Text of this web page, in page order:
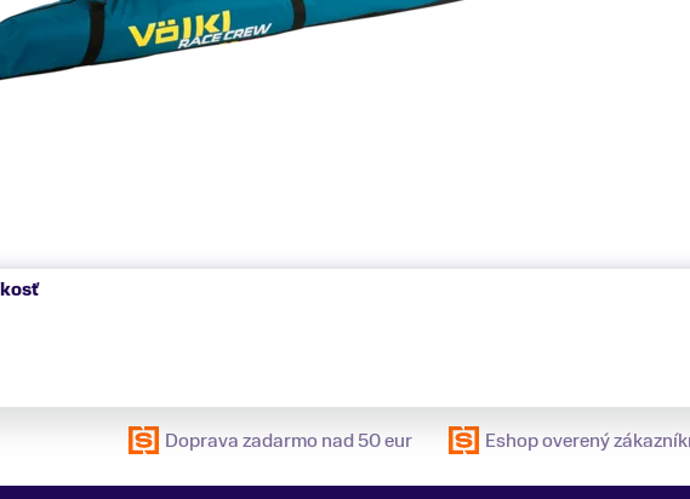
Doprava zadarmo nad 50 eur Eshop overený